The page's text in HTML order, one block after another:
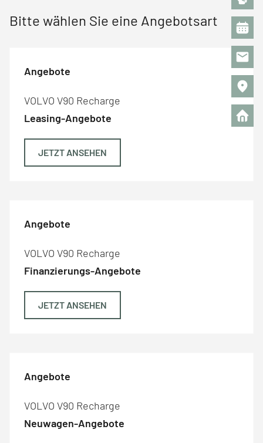
Bitte wählen Sie eine Angebotsart
Angebote
VOLVO V90 Recharge
Leasing-Angebote
JETZT ANSEHEN
Angebote
VOLVO V90 Recharge
Finanzierungs-Angebote
JETZT ANSEHEN
Angebote
VOLVO V90 Recharge
Neuwagen-Angebote